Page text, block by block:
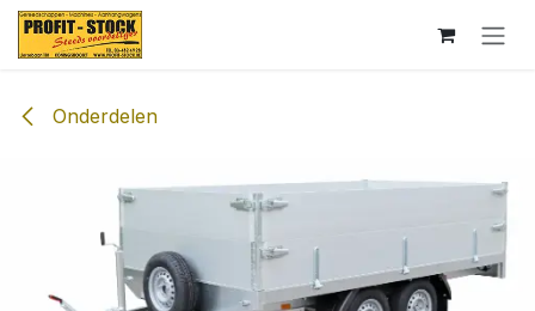
Overslaan naar inhoud
Onderdelen